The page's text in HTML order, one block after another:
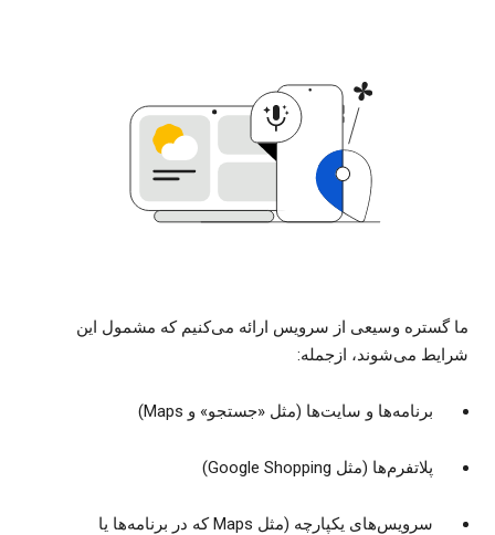
ما گستره وسیعی از سرویس ارائه می‌کنیم که مشمول این
شرایط می‌شوند، ازجمله:
برنامه‌ها و سایت‌ها (مثل «جستجو» و Maps)
پلاتفرم‌ها (مثل Google Shopping)
سرویس‌های یکپارچه (مثل Maps که در برنامه‌ها یا